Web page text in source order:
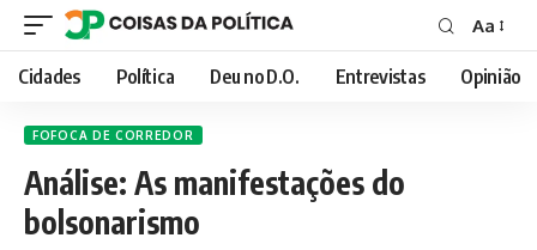
Font
Resizer
Aa
Cidades Política Deu no D.O. Entrevistas Opinião
FOFOCA DE CORREDOR
Análise: As manifestações do
bolsonarismo